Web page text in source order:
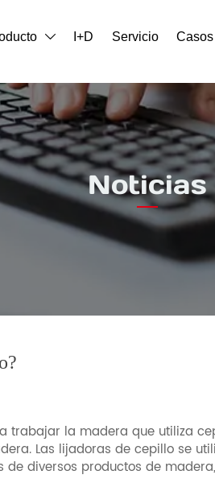
 I+D Servicio Casos
Noticias
trabajar la madera que utiliza
Las lijadoras de cepillo se
diversos productos de